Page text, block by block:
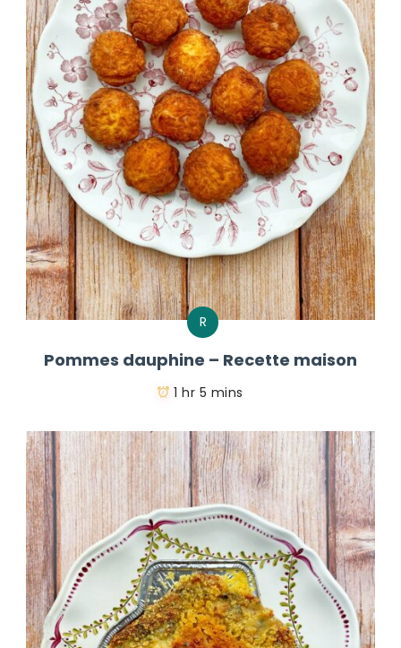
R
Pommes dauphine – Recette maison
1 hr 5 mins